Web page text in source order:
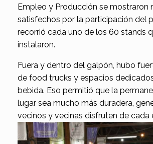
Empleo y Producción se mostraron
satisfechos por la participación del
recorrió cada uno de los 60 stands
instalaron.
Fuera y dentro del galpón, hubo
de food trucks y espacios
bebida. Eso permitió que la
lugar sea mucho más duradera,
vecinos y vecinas disfruten de cada